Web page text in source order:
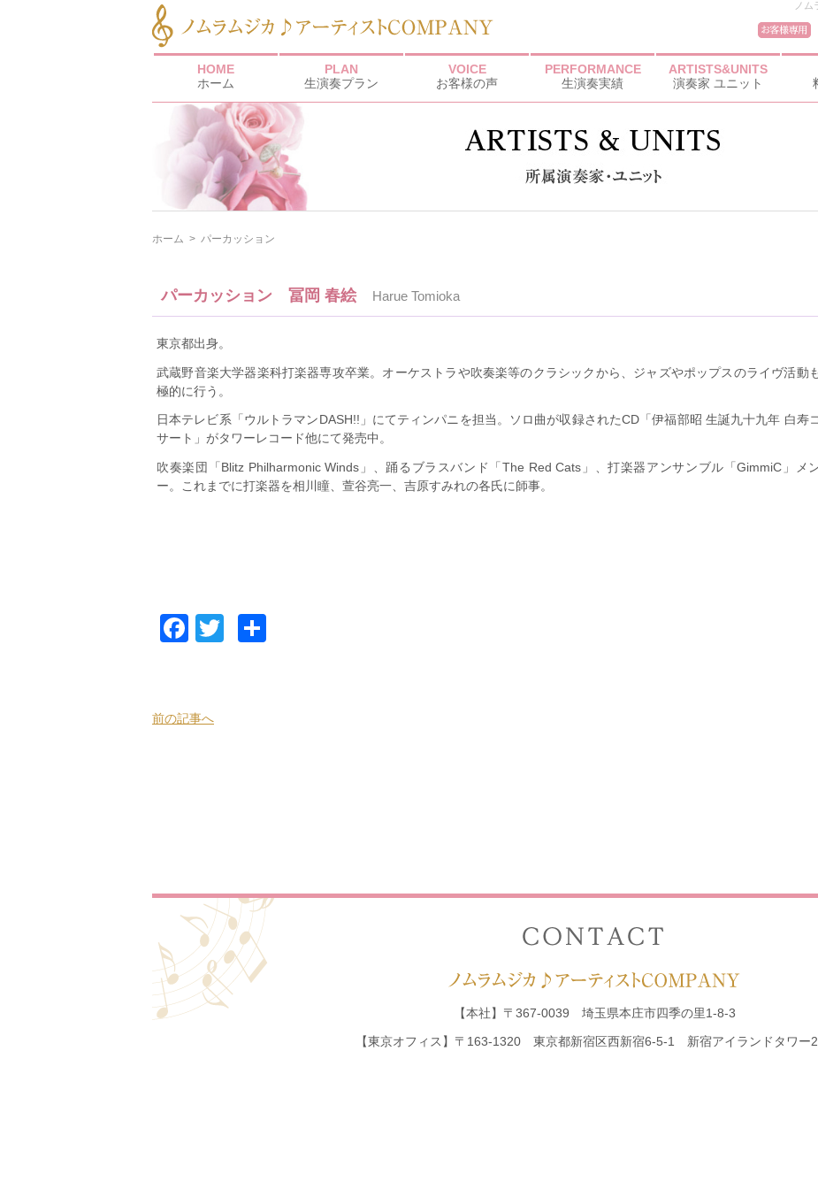
ノ
HOME
ホーム
PLAN
生演奏プラン
VOICE
お客様の声
PERFORMANCE
生演奏実績
ARTISTS&UNITS
演奏家 ユニット
ホーム > パーカッション
パーカッション 冨岡 春絵 Harue Tomioka
東京都出身。
武蔵野音楽大学器楽科打楽器専攻卒業。オーケストラや吹奏楽等のクラシックから、ジャズやポップスのライヴ活動
極的に行う。
日本テレビ系「ウルトラマンDASH!!」にてティンパニを担当。ソロ曲が収録されたCD「伊福部昭 生誕九十九年 白寿
サート」がタワーレコード他にて発売中。
吹奏楽団「Blitz Philharmonic Winds」、踊るブラスバンド「The Red Cats」、打楽器アンサンブル「GimmiC」メ
ー。これまでに打楽器を相川瞳、萱谷亮一、吉原すみれの各氏に師事。
Facebook
Twitter
前の記事へ
【本社】 〒367-0039 埼玉県本庄市四季の里1-8-3
【東京オフィス】 〒163-1320 東京都新宿区西新宿6-5-1 新宿アイランドタワー